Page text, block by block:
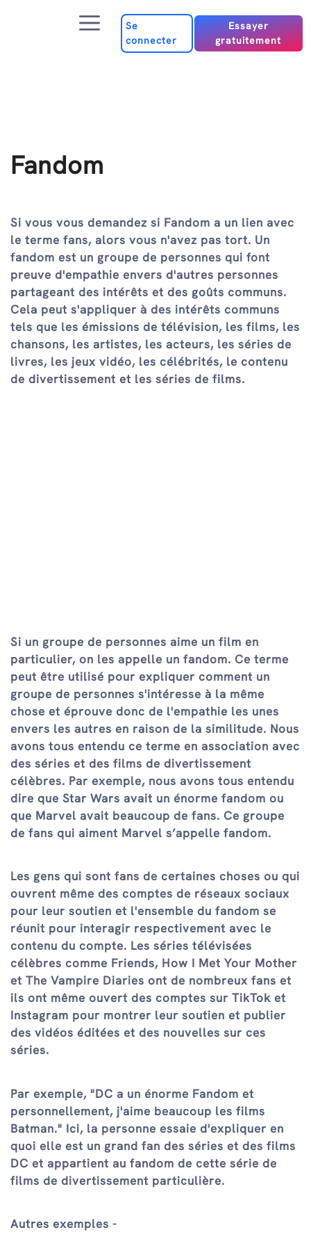
Menu
Se
connecter
Essayer
gratuitement
Fandom
Si vous vous demandez si Fandom a un lien avec
le terme fans, alors vous n'avez pas tort. Un
fandom est un groupe de personnes qui font
preuve d'empathie envers d'autres personnes
partageant des intérêts et des goûts communs.
Cela peut s'appliquer à des intérêts communs
tels que les émissions de télévision, les films, les
chansons, les artistes, les acteurs, les séries de
livres, les jeux vidéo, les célébrités, le contenu
de divertissement et les séries de films.
Si un groupe de personnes aime un film en
particulier, on les appelle un fandom. Ce terme
peut être utilisé pour expliquer comment un
groupe de personnes s'intéresse à la même
chose et éprouve donc de l'empathie les unes
envers les autres en raison de la similitude. Nous
avons tous entendu ce terme en association avec
des séries et des films de divertissement
célèbres. Par exemple, nous avons tous entendu
dire que Star Wars avait un énorme fandom ou
que Marvel avait beaucoup de fans. Ce groupe
de fans qui aiment Marvel s’appelle fandom.
Les gens qui sont fans de certaines choses ou qui
ouvrent même des comptes de réseaux sociaux
pour leur soutien et l'ensemble du fandom se
réunit pour interagir respectivement avec le
contenu du compte. Les séries télévisées
célèbres comme Friends, How I Met Your Mother
et The Vampire Diaries ont de nombreux fans et
ils ont même ouvert des comptes sur TikTok et
Instagram pour montrer leur soutien et publier
des vidéos éditées et des nouvelles sur ces
séries.
Par exemple, "DC a un énorme Fandom et
personnellement, j'aime beaucoup les films
Batman." Ici, la personne essaie d'expliquer en
quoi elle est un grand fan des séries et des films
DC et appartient au fandom de cette série de
films de divertissement particulière.
Autres exemples -